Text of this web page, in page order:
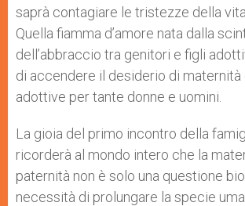
saprà contagiare le tristezze della
Quella fiamma d’amore nata dalla
dell’abbraccio tra genitori e figli
di accendere il desiderio di maternità
adottive per tante donne e uomini.
La gioia del primo incontro della
ricorderà al mondo intero che la
paternità non è solo una questione
necessità di prolungare la specie